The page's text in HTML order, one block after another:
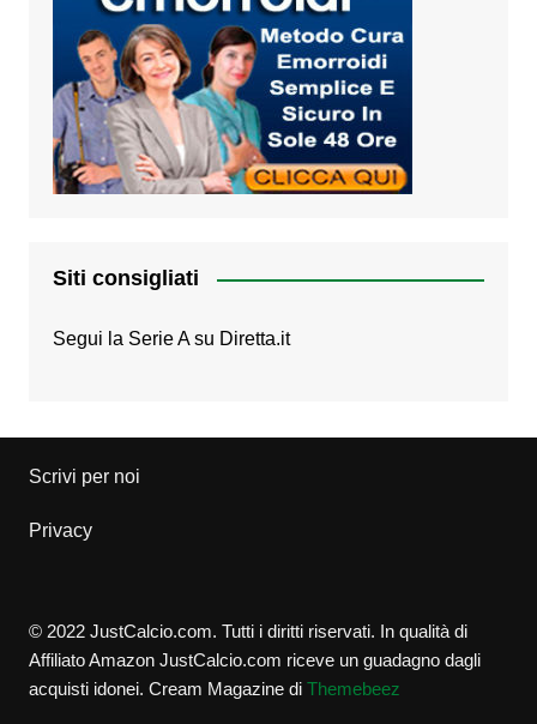
Siti consigliati
Segui la Serie A su Diretta.it
Scrivi per noi
Privacy
© 2022 JustCalcio.com. Tutti i diritti riservati. In qualità di
Affiliato Amazon JustCalcio.com riceve un guadagno dagli
acquisti idonei. Cream Magazine di Themebeez